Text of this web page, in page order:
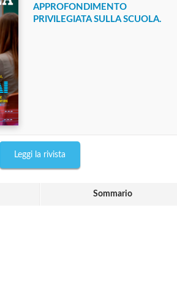
APPROFONDIMENTO
PRIVILEGIATA SULLA SCUOLA.
Leggi la rivista
Sommario